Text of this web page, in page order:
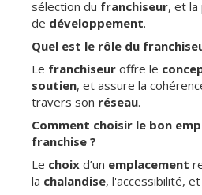
sélection du franchiseur, et la
de développement.
Quel est le rôle du
Le franchiseur offre le
soutien, et assure la
travers son réseau.
Comment choisir le bon
franchise ?
Le choix d’un emplacement
la chalandise, l'accessibilité,